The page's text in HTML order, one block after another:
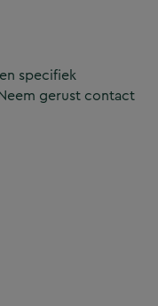
specifiek
gerust contact